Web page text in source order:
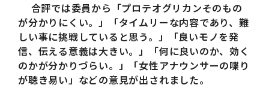
合評では委員から「プロテオグリカンそのもの
が分かりにくい。」「タイムリーな内容であり、難
しい事に挑戦していると思う。」「良いモノを発
信、伝える意義は大きい。」「何に良いのか、効く
のかが分かりづらい。」「女性アナウンサーの喋り
が聴き易い」などの意見が出されました。